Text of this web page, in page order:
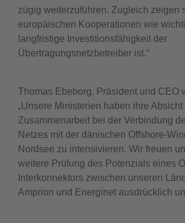
zügig weiterzuführen. Zugleich zeigen
europäischen Kooperationen wie
langfristige Investitionsfähigkeit der
Übertragungsnetzbetreiber ist.“
Thomas Ebeborg, Präsident und CEO
„Unsere Ministerien haben ihre
Zusammenarbeit bei der Verbindung
Netzes mit der dänischen Offshore-
Nordsee zu intensivieren. Wir freuen
weitere Prüfung des Potenzials eines
Interkonnektors zwischen unseren
Amprion und Energinet ausdrücklich